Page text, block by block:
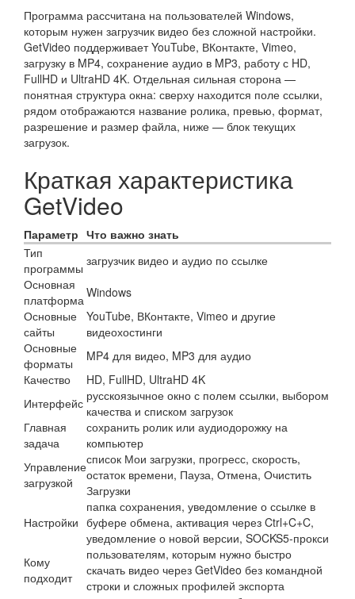
Программа рассчитана на пользователей Windows,
которым нужен загрузчик видео без сложной настройки.
GetVideo поддерживает YouTube, ВКонтакте, Vimeo,
загрузку в MP4, сохранение аудио в MP3, работу с HD,
FullHD и UltraHD 4K. Отдельная сильная сторона —
понятная структура окна: сверху находится поле ссылки,
рядом отображаются название ролика, превью, формат,
разрешение и размер файла, ниже — блок текущих
загрузок.
Краткая характеристика
GetVideo
Параметр Что важно знать
Тип
программы загрузчик видео и аудио по ссылке
Основная
платформаWindows
Основные
сайты
YouTube, ВКонтакте, Vimeo и другие
видеохостинги
Основные
форматы
MP4 для видео, MP3 для аудио
Качество
HD, FullHD, UltraHD 4K
Интерфейс русскоязычное окно с полем ссылки, выбором
качества и списком загрузок
Главная
задача
сохранить ролик или аудиодорожку на
компьютер
Управление
загрузкой
список Мои загрузки, прогресс, скорость,
остаток времени, Пауза, Отмена, Очистить
Загрузки
Настройки
папка сохранения, уведомление о ссылке в
буфере обмена, активация через Ctrl+C+C,
уведомление о новой версии, SOCKS5-прокси
Кому
подходит
пользователям, которым нужно быстро
скачать видео через GetVideo без командной
строки и сложных профилей экспорта